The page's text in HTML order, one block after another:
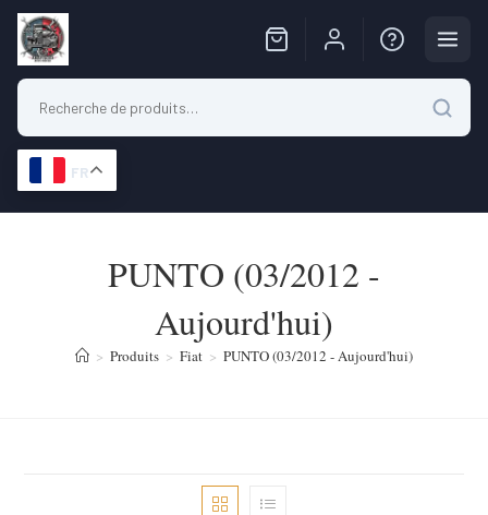
FR
PUNTO (03/2012 -
Aujourd'hui)
> Produits > Fiat > PUNTO (03/2012 - Aujourd'hui)